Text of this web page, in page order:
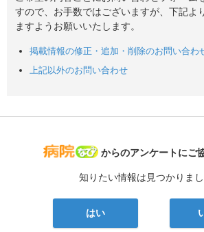
すので、お手数ではございますが、下記よ
ますようお願いいたします。
掲載情報の修正・追加・削除のお問い合わ
上記以外のお問い合わせ
病院なび
からのアンケートにご
知りたい情報は見つかりま
はい